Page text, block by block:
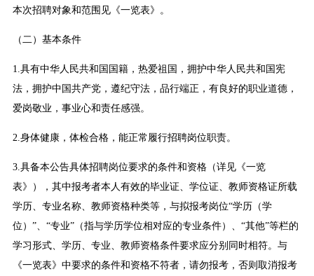
本次招聘对象和范围见《一览表》。
（二）基本条件
1.具有中华人民共和国国籍，热爱祖国，拥护中华人民共和国宪
法，拥护中国共产党，遵纪守法，品行端正，有良好的职业道德，
爱岗敬业，事业心和责任感强。
2.身体健康，体检合格，能正常履行招聘岗位职责。
3.具备本公告具体招聘岗位要求的条件和资格（详见《一览
表》），其中报考者本人有效的毕业证、学位证、教师资格证所载
学历、专业名称、教师资格种类等，与拟报考岗位“学历（学
位）”、“专业”（指与学历学位相对应的专业条件）、“其他”等栏的
学习形式、学历、专业、教师资格条件要求应分别同时相符。与
《一览表》中要求的条件和资格不符者，请勿报考，否则取消报考